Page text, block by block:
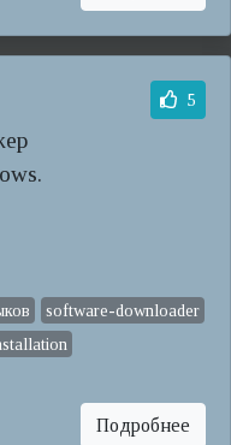
5
software-downloader
Подробнее